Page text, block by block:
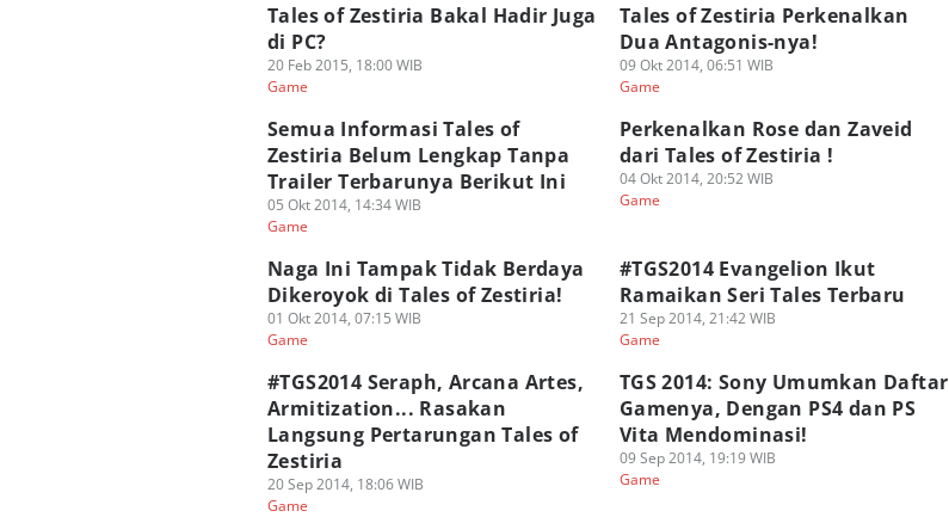
Tales of Zestiria Bakal Hadir Juga
di PC?
20 Feb 2015, 18:00 WIB
Game
Tales of Zestiria Perkenalkan
Dua Antagonis-nya!
09 Okt 2014, 06:51 WIB
Game
Semua Informasi Tales of
Zestiria Belum Lengkap Tanpa
Trailer Terbarunya Berikut Ini
05 Okt 2014, 14:34 WIB
Game
Perkenalkan Rose dan Zaveid
dari Tales of Zestiria !
04 Okt 2014, 20:52 WIB
Game
Naga Ini Tampak Tidak Berdaya
Dikeroyok di Tales of Zestiria!
01 Okt 2014, 07:15 WIB
Game
#TGS2014 Evangelion Ikut
Ramaikan Seri Tales Terbaru
21 Sep 2014, 21:42 WIB
Game
#TGS2014 Seraph, Arcana Artes,
Armitization... Rasakan
Langsung Pertarungan Tales of
Zestiria
20 Sep 2014, 18:06 WIB
Game
TGS 2014: Sony Umumkan Daftar
Gamenya, Dengan PS4 dan PS
Vita Mendominasi!
09 Sep 2014, 19:19 WIB
Game